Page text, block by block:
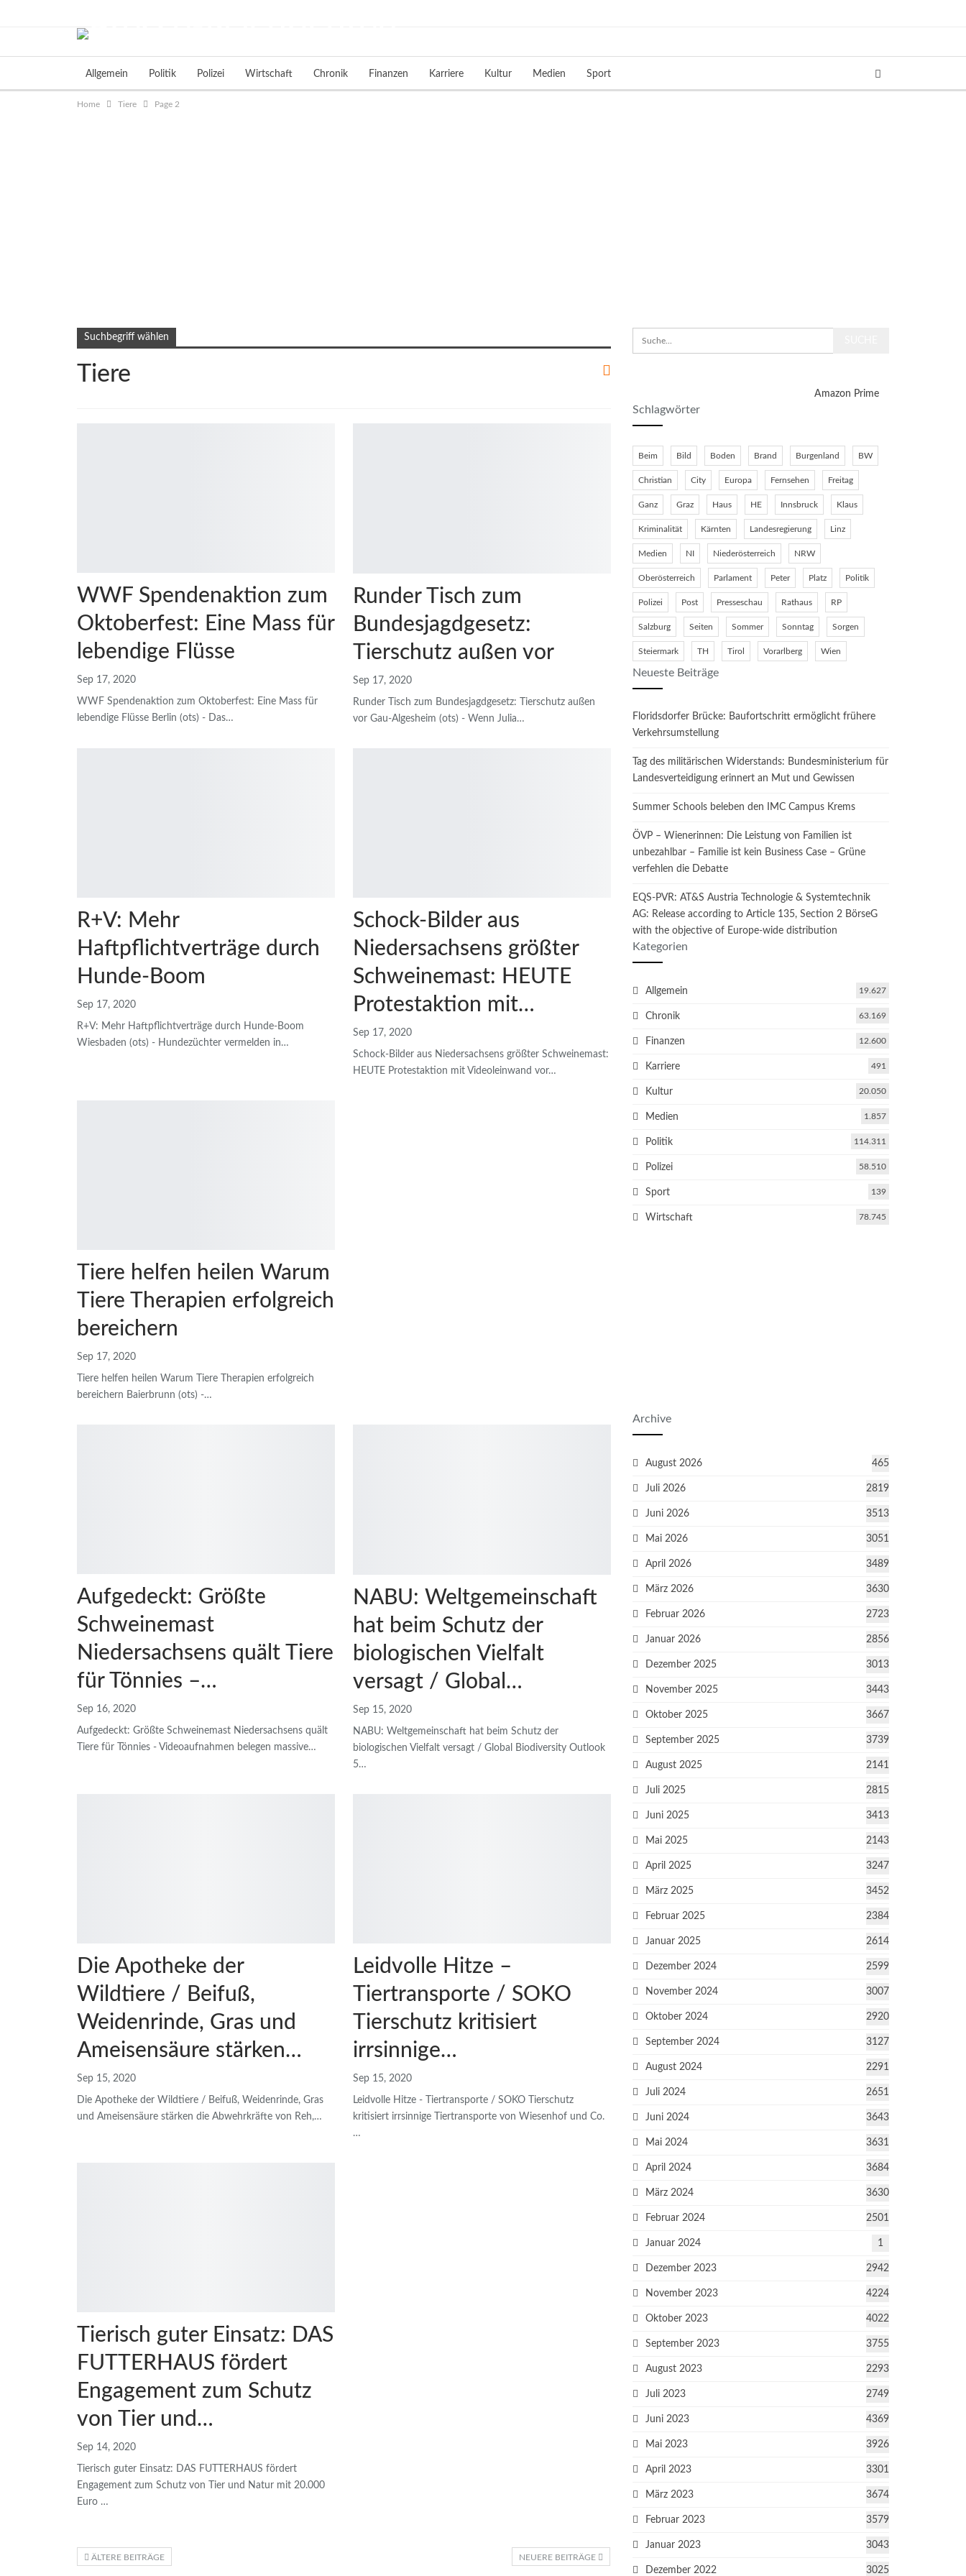
Allgemein Politik Polizei Wirtschaft Chronik Finanzen Karriere Kultur Medien Sport
Home Tiere Page 2
Suchbegriff wählen
Tiere
WWF Spendenaktion zum
Oktoberfest: Eine Mass für
lebendige Flüsse
Sep 17, 2020
WWF Spendenaktion zum Oktoberfest: Eine Mass für
lebendige Flüsse Berlin (ots) - Das…
Runder Tisch zum
Bundesjagdgesetz:
Tierschutz außen vor
Sep 17, 2020
Runder Tisch zum Bundesjagdgesetz: Tierschutz außen
vor Gau-Algesheim (ots) - Wenn Julia…
R+V: Mehr
Haftpflichtverträge durch
Hunde-Boom
Sep 17, 2020
R+V: Mehr Haftpflichtverträge durch Hunde-Boom
Wiesbaden (ots) - Hundezüchter vermelden in…
Schock-Bilder aus
Niedersachsens größter
Schweinemast: HEUTE
Protestaktion mit…
Sep 17, 2020
Schock-Bilder aus Niedersachsens größter Schweinemast:
HEUTE Protestaktion mit Videoleinwand vor…
Tiere helfen heilen Warum
Tiere Therapien erfolgreich
bereichern
Sep 17, 2020
Tiere helfen heilen Warum Tiere Therapien erfolgreich
bereichern Baierbrunn (ots) -…
Aufgedeckt: Größte
Schweinemast
Niedersachsens quält Tiere
für Tönnies –…
Sep 16, 2020
Aufgedeckt: Größte Schweinemast Niedersachsens quält
Tiere für Tönnies - Videoaufnahmen belegen massive…
NABU: Weltgemeinschaft
hat beim Schutz der
biologischen Vielfalt
versagt / Global…
Sep 15, 2020
NABU: Weltgemeinschaft hat beim Schutz der
biologischen Vielfalt versagt / Global Biodiversity Outlook
5…
Die Apotheke der
Wildtiere / Beifuß,
Weidenrinde, Gras und
Ameisensäure stärken…
Sep 15, 2020
Die Apotheke der Wildtiere / Beifuß, Weidenrinde, Gras
und Ameisensäure stärken die Abwehrkräfte von Reh,…
Leidvolle Hitze –
Tiertransporte / SOKO
Tierschutz kritisiert
irrsinnige…
Sep 15, 2020
Leidvolle Hitze - Tiertransporte / SOKO Tierschutz
kritisiert irrsinnige Tiertransporte von Wiesenhof und Co.
…
Tierisch guter Einsatz: DAS
FUTTERHAUS fördert
Engagement zum Schutz
von Tier und…
Sep 14, 2020
Tierisch guter Einsatz: DAS FUTTERHAUS fördert
Engagement zum Schutz von Tier und Natur mit 20.000
Euro …
ÄLTERE BEITRÄGE NEUERE BEITRÄGE
Amazon Prime
Schlagwörter
Beim Bild Boden Brand Burgenland BW
Christian City Europa Fernsehen Freitag
Ganz Graz Haus HE Innsbruck Klaus
Kriminalität Kärnten Landesregierung Linz
Medien NI Niederösterreich NRW
Oberösterreich Parlament Peter Platz Politik
Polizei Post Presseschau Rathaus RP
Salzburg Seiten Sommer Sonntag Sorgen
Steiermark TH Tirol Vorarlberg Wien
Neueste Beiträge
Floridsdorfer Brücke: Baufortschritt ermöglicht frühere
Verkehrsumstellung
Tag des militärischen Widerstands: Bundesministerium für
Landesverteidigung erinnert an Mut und Gewissen
Summer Schools beleben den IMC Campus Krems
ÖVP – Wienerinnen: Die Leistung von Familien ist
unbezahlbar – Familie ist kein Business Case – Grüne
verfehlen die Debatte
EQS-PVR: AT&S Austria Technologie & Systemtechnik
AG: Release according to Article 135, Section 2 BörseG
with the objective of Europe-wide distribution
Kategorien
Allgemein 19.627
Chronik 63.169
Finanzen 12.600
Karriere 491
Kultur 20.050
Medien 1.857
Politik 114.311
Polizei 58.510
Sport 139
Wirtschaft 78.745
Archive
August 2026 465
Juli 2026 2819
Juni 2026 3513
Mai 2026 3051
April 2026 3489
März 2026 3630
Februar 2026 2723
Januar 2026 2856
Dezember 2025 3013
November 2025 3443
Oktober 2025 3667
September 2025 3739
August 2025 2141
Juli 2025 2815
Juni 2025 3413
Mai 2025 2143
April 2025 3247
März 2025 3452
Februar 2025 2384
Januar 2025 2614
Dezember 2024 2599
November 2024 3007
Oktober 2024 2920
September 2024 3127
August 2024 2291
Juli 2024 2651
Juni 2024 3643
Mai 2024 3631
April 2024 3684
März 2024 3630
Februar 2024 2501
Januar 2024 1
Dezember 2023 2942
November 2023 4224
Oktober 2023 4022
September 2023 3755
August 2023 2293
Juli 2023 2749
Juni 2023 4369
Mai 2023 3926
April 2023 3301
März 2023 3674
Februar 2023 3579
Januar 2023 3043
Dezember 2022 3025